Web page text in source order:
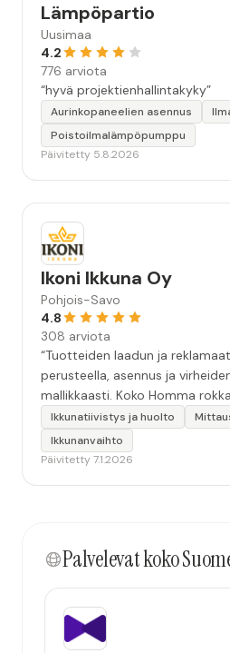
Lämpöpartio
Uusimaa
4.2
776 arviota
“hyvä projektienhallintakyky”
Aurinkopaneelien asennus
Poistoilmalämpöpumppu
Päivitetty 5.8.2026
Ikoni Ikkuna Oy
Pohjois-Savo
4.8
308 arviota
“Tuotteiden laadun ja
perusteella, asennus ja
mallikkaasti. Koko Homma rokkaa myynnistä takuu-
ajalle. ”
Ikkunatiivistys ja huolto
Ikkunanvaihto
Päivitetty 7.1.2026
Palvelevat koko